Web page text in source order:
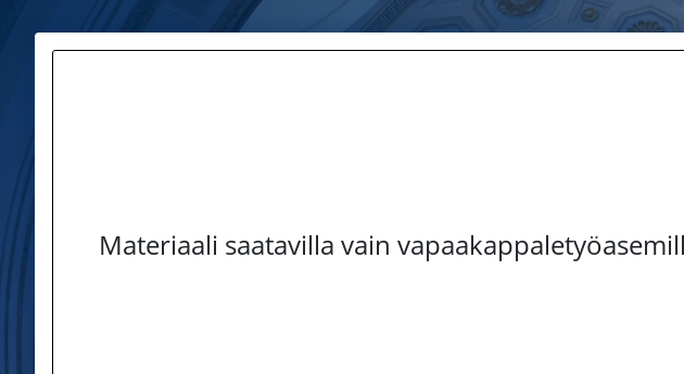
Materiaali saatavilla vain